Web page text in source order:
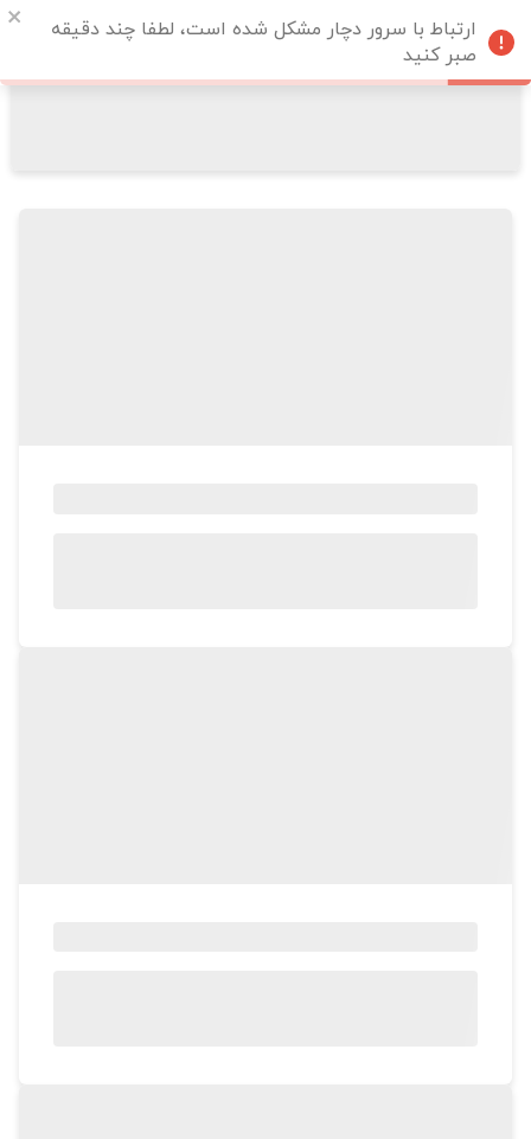
ارتباط با سرور دچار مشکل شده است، لطفا چند دقیقه
صبر کنید